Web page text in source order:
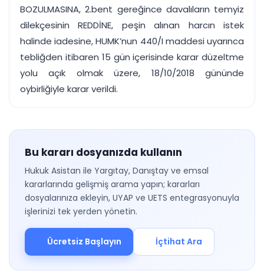
BOZULMASINA, 2.bent gereğince davalıların temyiz
dilekçesinin REDDİNE, peşin alınan harcın istek
halinde iadesine, HUMK’nun 440/I maddesi uyarınca
tebliğden itibaren 15 gün içerisinde karar düzeltme
yolu açık olmak üzere, 18/10/2018 gününde
oybirliğiyle karar verildi.
Bu kararı dosyanızda kullanın
Hukuk Asistan ile Yargıtay, Danıştay ve emsal
kararlarında gelişmiş arama yapın; kararları
dosyalarınıza ekleyin, UYAP ve UETS entegrasyonuyla
işlerinizi tek yerden yönetin.
Ücretsiz Başlayın İçtihat Ara